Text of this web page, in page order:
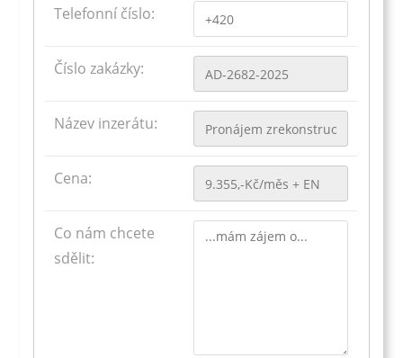
Telefonní číslo:
Číslo zakázky:
Název inzerátu:
Cena:
Co nám chcete
sdělit: